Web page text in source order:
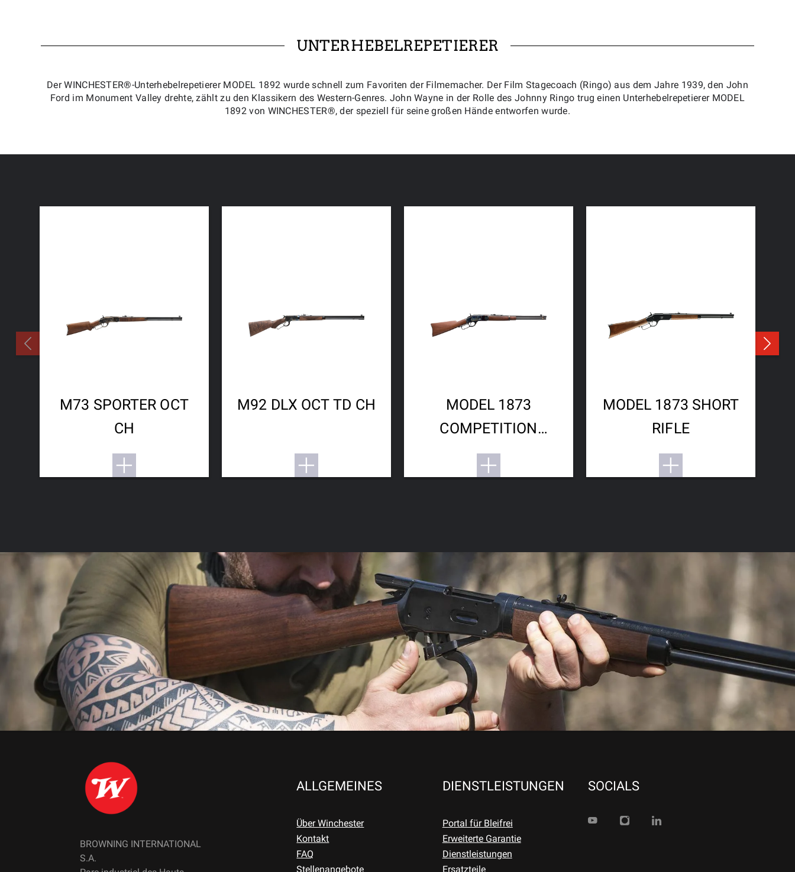
UNTERHEBELREPETIERER
Der WINCHESTER®-Unterhebelrepetierer MODEL 1892 wurde schnell zum Favoriten der Filmemacher. Der Film Stagecoach (Ringo) aus dem Jahre 1939, den John
Ford im Monument Valley drehte, zählt zu den Klassikern des Western-Genres. John Wayne in der Rolle des Johnny Ringo trug einen Unterhebelrepetierer MODEL
1892 von WINCHESTER®, der speziell für seine großen Hände entworfen wurde.
M73 SPORTER OCT
CH
M92 DLX OCT TD CH
MODEL 1873
COMPETITION
CARBINE HIGH
GRADE
MODEL 1873 SHORT
RIFLE
BROWNING INTERNATIONAL
S.A.
ALLGEMEINES
Über Winchester
Kontakt
FAQ
Stellenangebote
DIENSTLEISTUNGEN
Portal für Bleifrei
Erweiterte Garantie
Dienstleistungen
Ersatzteile
SOCIALS